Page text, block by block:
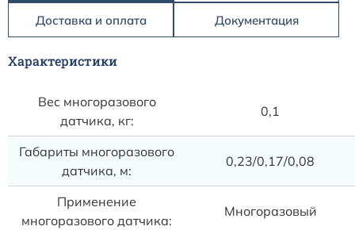
Доставка и оплата Документация
Характеристики
Вес многоразового
датчика, кг:
0,1
Габариты многоразового
датчика, м:
0,23/0,17/0,08
Применение
многоразового датчика:
Многоразовый